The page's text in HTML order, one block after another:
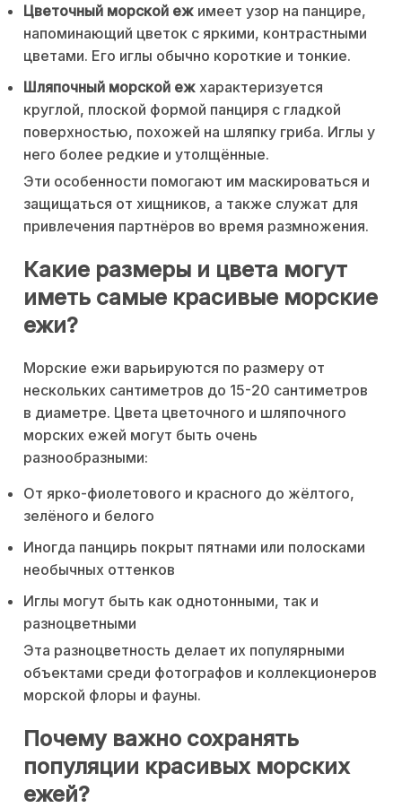
Цветочный морской еж имеет узор на панцире,
напоминающий цветок с яркими, контрастными
цветами. Его иглы обычно короткие и тонкие.
Шляпочный морской еж характеризуется
круглой, плоской формой панциря с гладкой
поверхностью, похожей на шляпку гриба. Иглы у
него более редкие и утолщённые.
Эти особенности помогают им маскироваться и
защищаться от хищников, а также служат для
привлечения партнёров во время размножения.
Какие размеры и цвета могут
иметь самые красивые морские
ежи?
Морские ежи варьируются по размеру от
нескольких сантиметров до 15-20 сантиметров
в диаметре. Цвета цветочного и шляпочного
морских ежей могут быть очень
разнообразными:
От ярко-фиолетового и красного до жёлтого,
зелёного и белого
Иногда панцирь покрыт пятнами или полосками
необычных оттенков
Иглы могут быть как однотонными, так и
разноцветными
Эта разноцветность делает их популярными
объектами среди фотографов и коллекционеров
морской флоры и фауны.
Почему важно сохранять
популяции красивых морских
ежей?